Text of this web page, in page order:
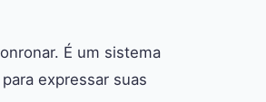
É um sistema
expressar suas